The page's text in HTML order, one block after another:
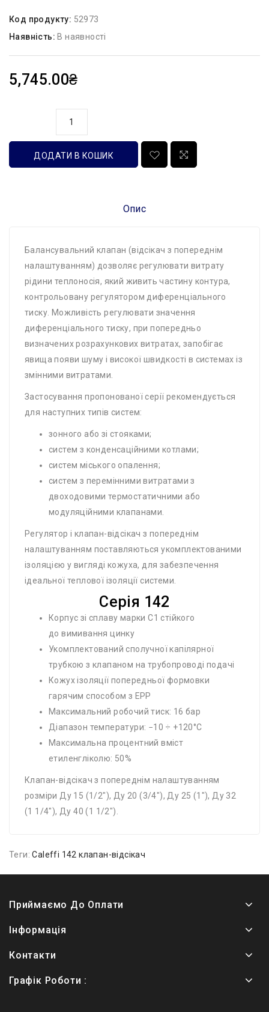
Код продукту: 52973
Наявність: В наявності
5,745.00₴
ДОДАТИ В КОШИК
Опис
Балансувальний клапан (відсікач з попереднім
налаштуванням) дозволяє регулювати витрату
рідини теплоносія, який живить частину контура,
контрольовану регулятором диференціального
тиску. Можливість регулювати значення
диференціального тиску, при попередньо
визначених розрахункових витратах, запобігає
явища появи шуму і високої швидкості в системах із
змінними витратами.
Застосування пропонованої серії рекомендується
для наступних типів систем:
зонного або зі стояками;
систем з конденсаційними котлами;
систем міського опалення;
систем з перемінними витратами з
двоходовими термостатичними або
модуляційними клапанами.
Регулятор і клапан-відсікач з попереднім
налаштуванням поставляються укомплектованими
ізоляцією у вигляді кожуха, для забезпечення
ідеальної теплової ізоляції системи.
Cepія 142
Корпус зі сплаву марки С1 стійкого
до вимивання цинку
Укомплектований сполучної капілярної
трубкою з клапаном на трубопроводі подачі
Кожух ізоляції попередньої формовки
гарячим способом з ЕРР
Максимальний робочий тиск: 16 бар
Діапазон температури: −10 ÷ +120°С
Максимальна процентний вміст
етиленгліколю: 50%
Клапан-відсікач з попереднім налаштуванням
розміри Ду 15 (1/2″), Ду 20 (3/4″), Ду 25 (1″), Ду 32
(1 1/4″), Ду 40 (1 1/2″).
Теги:Caleffi 142 клапан-відсікач
Приймаємо До Оплати
Інформація
Контакти
Графік Роботи :